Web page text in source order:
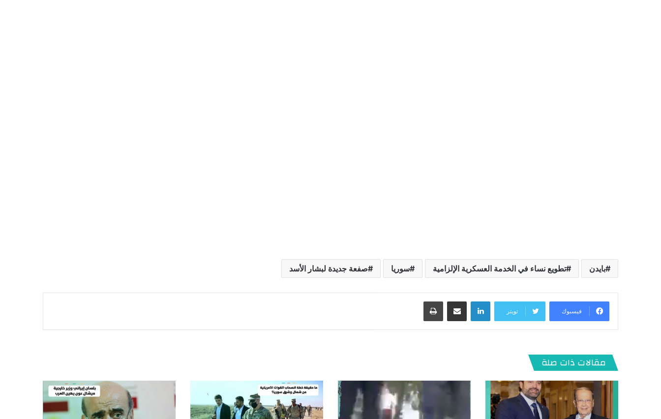
بايدن تطويع نساء في الخدمة العسكرية الإلزامية سوريا صفعة جديدة لبشار الأسد
فيسبوك تويتر
لينكدإن
مقالات ذات صلة